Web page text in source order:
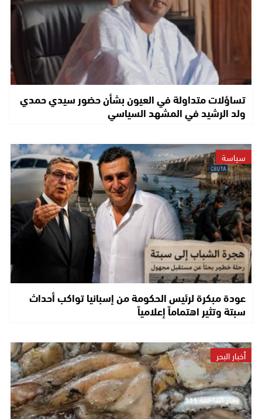
تساؤلات متداولة في العيون بشأن حضور سيدي حمدي
ولد الرشيد في المشهد السياسي
سياسة
عودة مبكرة لرئيس الحكومة من إسبانيا تواكب أحداث
سبتة وتثير اهتماماً إعلامياً
أخبار البحر